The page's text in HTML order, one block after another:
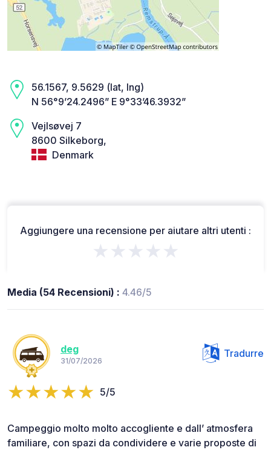
56.1567, 9.5629 (lat, lng)
N 56°9’24.2496” E 9°33’46.3932”
Vejlsøvej 7
8600 Silkeborg,
Denmark
Aggiungere una recensione per aiutare altri utenti :
★★★★★
Media (54 Recensioni) : 4.46/5
deg
31/07/2026
Tradurre
5/5
Campeggio molto molto accogliente e dall’ atmosfera
familiare, con spazi da condividere e varie proposte di